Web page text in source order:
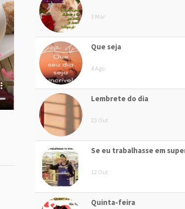
3 Mar
Que seja
4 Ago
Lembrete do dia
23 Out
Se eu trabalhasse em
12 Out
Quinta-feira